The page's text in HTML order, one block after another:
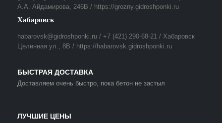
А.А. Айдамирова, 246В / https://grozny.gidroshponki.ru
Хабаровск
habarovsk@gidroshponki.ru / +7 (421) 290-68-21 / Хабаровск
Целинная ул., 8В / https://habarovsk.gidroshponki.ru
БЫСТРАЯ ДОСТАВКА
Доставляем очень быстро, пока бетон не застыл
ЛУЧШИЕ ЦЕНЫ